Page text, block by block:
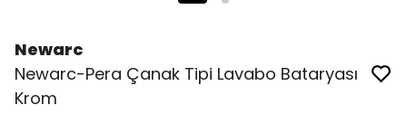
Newarc
Newarc-Pera Çanak Tipi Lavabo Bataryası
Krom